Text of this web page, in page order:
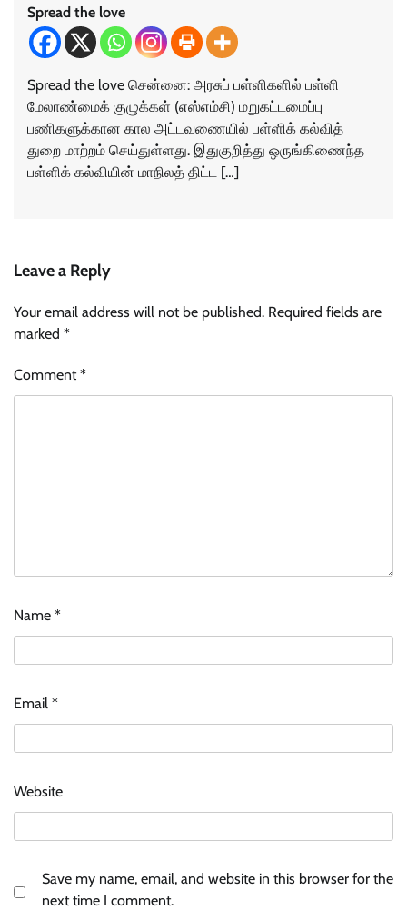
Spread the love
Spread the love சென்னை: அரசுப் பள்ளிகளில் பள்ளி
மேலாண்மைக் குழுக்கள் (எஸ்எம்சி) மறுகட்டமைப்பு
பணிகளுக்கான கால அட்டவணையில் பள்ளிக் கல்வித்
துறை மாற்றம் செய்துள்ளது. இதுகுறித்து ஒருங்கிணைந்த
பள்ளிக் கல்வியின் மாநிலத் திட்ட […]
Leave a Reply
Your email address will not be published. Required fields are
marked *
Comment*
Name *
Email *
Website
Save my name, email, and website in this browser for the
next time I comment.